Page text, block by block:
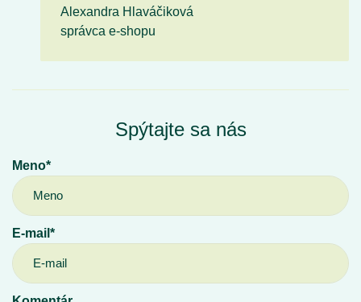
Alexandra Hlaváčiková
správca e-shopu
Spýtajte sa nás
Meno*
E-mail*